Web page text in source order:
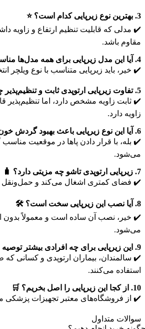
3. بهترین نوع زیرپایی کدام است؟ ⭐
✔️ مدلی که قابلیت تنظیم ارتفاع و زاویه
مقاوم باشد.
4. آیا این مدل زیرپایی برای همه مدل‌ها مناسب است؟ 🦽
✔️ خیر، باید زیرپایی متناسب با نوع ویلچر
5. تفاوت زیرپایی ارتوپدی ثابت و تنظیم‌پذیر چیست؟ ⚖️
✔️ ثابت زاویه مشخص دارد، اما تنظیم‌پذیر
زاویه دارد.
6. آیا این نوع زیرپایی باعث بهبود گردش خون می‌شود؟ 💧
✔️ بله، با قرار دادن پاها در موقعیت
می‌شود.
7. زیرپایی ارتوپدی تاشو چه مزیتی دارد؟ 🧳
✔️ فضای کمتری اشغال می‌کند و حمل‌ونقل
8. آیا نصب این زیرپایی سخت است؟ 🛠️
✔️ خیر، نصب آن ساده است و معمولاً بدون
می‌شود.
9. این زیرپایی برای چه افرادی بیشتر توصیه می‌شود؟ 👵🧑‍🦽
✔️ سالمندان، بیماران ارتوپدی و کسانی که
استفاده می‌کنند.
10. از کجا این زیرپایی را اصل بخریم؟ 🛒
✔️ از فروشگاه‌های معتبر تجهیزات پزشکی
سوالات متداول